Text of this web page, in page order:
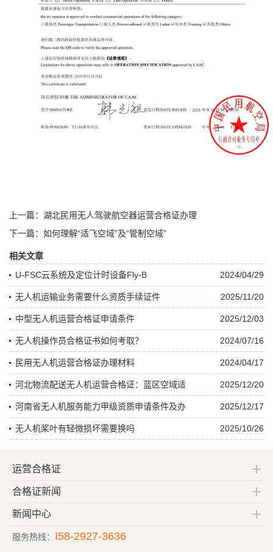
上一篇：湖北民用无人驾驶航空器运营合格证办理
下一篇：如何理解“适飞空域”及“管制空域”
相关文章
2024/04/29
U-FSC云系统及定位计时设备Fly-B
2025/11/20
无人机运输业务需要什么资质手续证件
2025/12/03
中型无人机运营合格证申请条件
2024/07/16
无人机操作员合格证书如何考取？
2024/04/17
民用无人机运营合格证办理材料
2025/12/20
河北物流配送无人机运营合格证：蓝区空域适
2025/12/17
河南省无人机服务能力甲级资质申请条件及办
2025/10/26
无人机桨叶有轻微损坏需要换吗
运营合格证
合格证新闻
新闻中心
服务热线： I58-2927-3636